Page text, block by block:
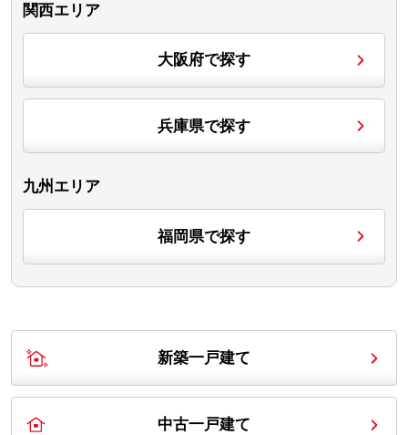
関西エリア
大阪府で探す
兵庫県で探す
九州エリア
福岡県で探す
新築一戸建て
中古一戸建て